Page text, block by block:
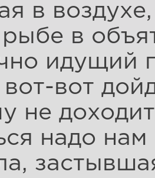
в
в
идущий
вот
не
надо нам